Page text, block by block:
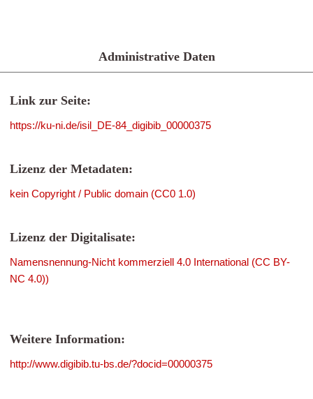
Administrative Daten
Link zur Seite:
https://ku-ni.de/isil_DE-84_digibib_00000375
Lizenz der Metadaten:
kein Copyright / Public domain (CC0 1.0)
Lizenz der Digitalisate:
Namensnennung-Nicht kommerziell 4.0 International (CC BY-
NC 4.0))
Weitere Information:
http://www.digibib.tu-bs.de/?docid=00000375